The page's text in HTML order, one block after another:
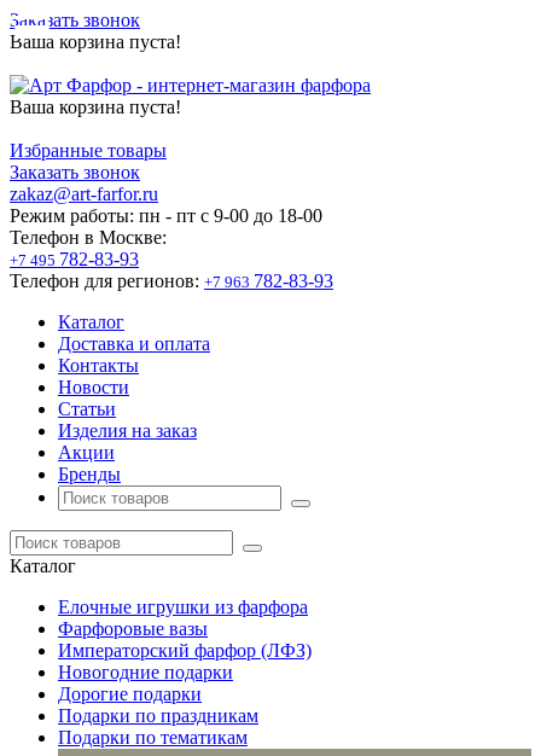
Заказать звонок
Ваша корзина пуста!
Ваша корзина пуста!
Избранные товары
Заказать звонок
zakaz@art-farfor.ru
Режим работы: пн - пт c 9-00 до 18-00
Телефон в Москве:
+7 495 782-83-93
Телефон для регионов: +7 963 782-83-93
Каталог
Доставка и оплата
Контакты
Новости
Статьи
Изделия на заказ
Акции
Бренды
Каталог
Елочные игрушки из фарфора
Фарфоровые вазы
Императорский фарфор (ЛФЗ)
Новогодние подарки
Дорогие подарки
Подарки по праздникам
Подарки по тематикам